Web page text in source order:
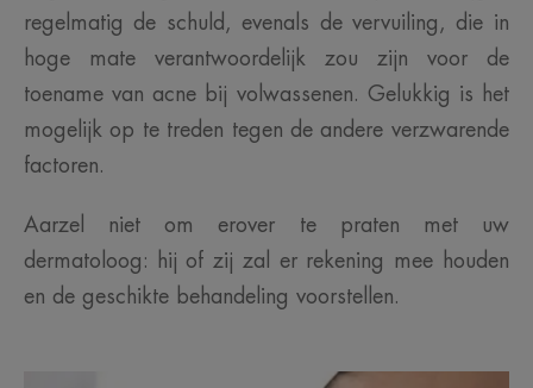
regelmatig de schuld, evenals de vervuiling, die in
hoge mate verantwoordelijk zou zijn voor de
toename van acne bij volwassenen. Gelukkig is het
mogelijk op te treden tegen de andere verzwarende
factoren.
Aarzel niet om erover te praten met uw
dermatoloog: hij of zij zal er rekening mee houden
en de geschikte behandeling voorstellen.